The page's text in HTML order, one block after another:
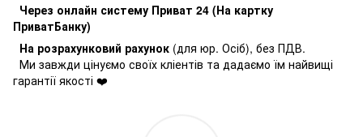
Через онлайн систему Приват 24 (На картку
ПриватБанку)
На розрахунковий рахунок (для юр. Осіб), без ПДВ.
Ми завжди цінуємо своїх кліентів та дадаємо їм найвищі
гарантії якості ❤️